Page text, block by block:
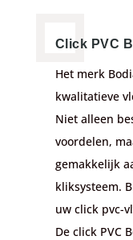
Click PVC
Het merk
kwalitatieve
Niet alleen
voordelen,
gemakkelijk
kliksysteem.
uw click pvc-
De click PVC